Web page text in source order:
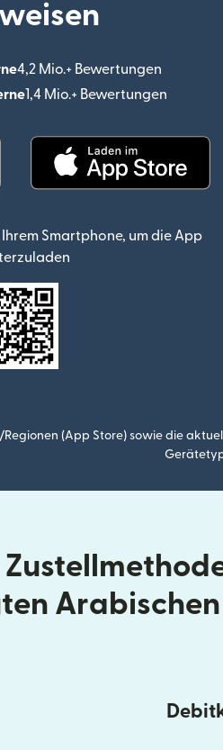
4,2 Mio.+ Bewertungen
1,4 Mio.+ Bewertungen
Smartphone, um die App
(App Store) sowie die